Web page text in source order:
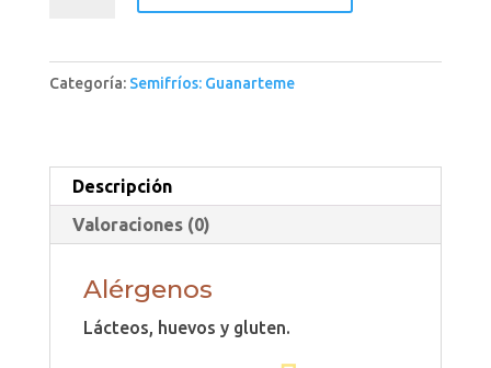
cantidad
Categoría: Semifríos: Guanarteme
Descripción
Valoraciones (0)
Alérgenos
Lácteos, huevos y gluten.